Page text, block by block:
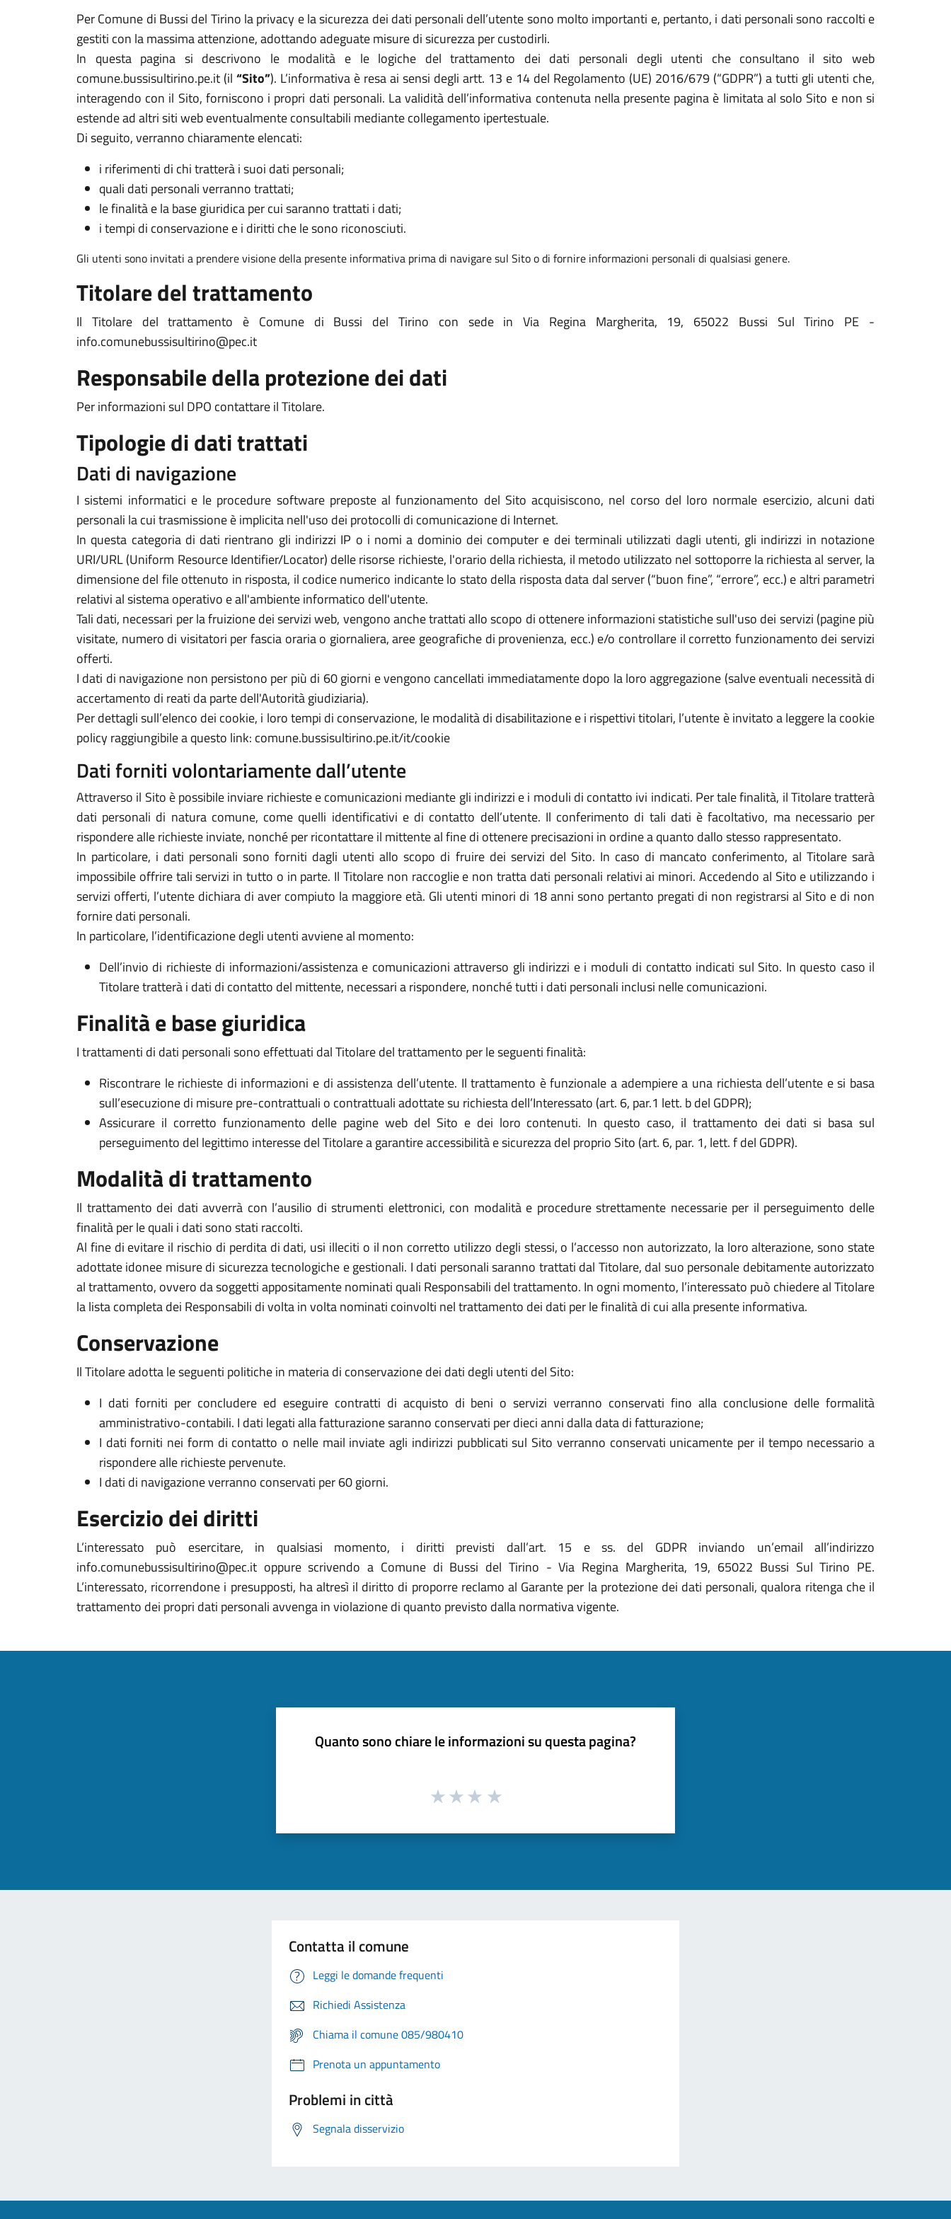
Per Comune di Bussi del Tirino la privacy e la sicurezza dei dati personali dell’utente sono molto importanti e, pertanto, i dati personali sono raccolti e
gestiti con la massima attenzione, adottando adeguate misure di sicurezza per custodirli.
In questa pagina si descrivono le modalità e le logiche del trattamento dei dati personali degli utenti che consultano il sito web
comune.bussisultirino.pe.it (il “Sito”). L’informativa è resa ai sensi degli artt. 13 e 14 del Regolamento (UE) 2016/679 (“GDPR”) a tutti gli utenti che,
interagendo con il Sito, forniscono i propri dati personali. La validità dell’informativa contenuta nella presente pagina è limitata al solo Sito e non si
estende ad altri siti web eventualmente consultabili mediante collegamento ipertestuale.
Di seguito, verranno chiaramente elencati:
i riferimenti di chi tratterà i suoi dati personali;
quali dati personali verranno trattati;
le finalità e la base giuridica per cui saranno trattati i dati;
i tempi di conservazione e i diritti che le sono riconosciuti.
Gli utenti sono invitati a prendere visione della presente informativa prima di navigare sul Sito o di fornire informazioni personali di qualsiasi genere.
Titolare del trattamento
Il Titolare del trattamento è Comune di Bussi del Tirino con sede in Via Regina Margherita, 19, 65022 Bussi Sul Tirino PE -
info.comunebussisultirino@pec.it
Responsabile della protezione dei dati
Per informazioni sul DPO contattare il Titolare.
Tipologie di dati trattati
Dati di navigazione
I sistemi informatici e le procedure software preposte al funzionamento del Sito acquisiscono, nel corso del loro normale esercizio, alcuni dati
personali la cui trasmissione è implicita nell'uso dei protocolli di comunicazione di Internet.
In questa categoria di dati rientrano gli indirizzi IP o i nomi a dominio dei computer e dei terminali utilizzati dagli utenti, gli indirizzi in notazione
URI/URL (Uniform Resource Identifier/Locator) delle risorse richieste, l'orario della richiesta, il metodo utilizzato nel sottoporre la richiesta al server, la
dimensione del file ottenuto in risposta, il codice numerico indicante lo stato della risposta data dal server (“buon fine”, “errore”, ecc.) e altri parametri
relativi al sistema operativo e all'ambiente informatico dell'utente.
Tali dati, necessari per la fruizione dei servizi web, vengono anche trattati allo scopo di ottenere informazioni statistiche sull'uso dei servizi (pagine più
visitate, numero di visitatori per fascia oraria o giornaliera, aree geografiche di provenienza, ecc.) e/o controllare il corretto funzionamento dei servizi
offerti.
I dati di navigazione non persistono per più di 60 giorni e vengono cancellati immediatamente dopo la loro aggregazione (salve eventuali necessità di
accertamento di reati da parte dell'Autorità giudiziaria).
Per dettagli sull’elenco dei cookie, i loro tempi di conservazione, le modalità di disabilitazione e i rispettivi titolari, l’utente è invitato a leggere la cookie
policy raggiungibile a questo link: comune.bussisultirino.pe.it/it/cookie
Dati forniti volontariamente dall’utente
Attraverso il Sito è possibile inviare richieste e comunicazioni mediante gli indirizzi e i moduli di contatto ivi indicati. Per tale finalità, il Titolare tratterà
dati personali di natura comune, come quelli identificativi e di contatto dell’utente. Il conferimento di tali dati è facoltativo, ma necessario per
rispondere alle richieste inviate, nonché per ricontattare il mittente al fine di ottenere precisazioni in ordine a quanto dallo stesso rappresentato.
In particolare, i dati personali sono forniti dagli utenti allo scopo di fruire dei servizi del Sito. In caso di mancato conferimento, al Titolare sarà
impossibile offrire tali servizi in tutto o in parte. Il Titolare non raccoglie e non tratta dati personali relativi ai minori. Accedendo al Sito e utilizzando i
servizi offerti, l’utente dichiara di aver compiuto la maggiore età. Gli utenti minori di 18 anni sono pertanto pregati di non registrarsi al Sito e di non
fornire dati personali.
In particolare, l’identificazione degli utenti avviene al momento:
Dell’invio di richieste di informazioni/assistenza e comunicazioni attraverso gli indirizzi e i moduli di contatto indicati sul Sito. In questo caso il
Titolare tratterà i dati di contatto del mittente, necessari a rispondere, nonché tutti i dati personali inclusi nelle comunicazioni.
Finalità e base giuridica
I trattamenti di dati personali sono effettuati dal Titolare del trattamento per le seguenti finalità:
Riscontrare le richieste di informazioni e di assistenza dell’utente. Il trattamento è funzionale a adempiere a una richiesta dell’utente e si basa
sull’esecuzione di misure pre-contrattuali o contrattuali adottate su richiesta dell’Interessato (art. 6, par.1 lett. b del GDPR);
Assicurare il corretto funzionamento delle pagine web del Sito e dei loro contenuti. In questo caso, il trattamento dei dati si basa sul
perseguimento del legittimo interesse del Titolare a garantire accessibilità e sicurezza del proprio Sito (art. 6, par. 1, lett. f del GDPR).
Modalità di trattamento
Il trattamento dei dati avverrà con l’ausilio di strumenti elettronici, con modalità e procedure strettamente necessarie per il perseguimento delle
finalità per le quali i dati sono stati raccolti.
Al fine di evitare il rischio di perdita di dati, usi illeciti o il non corretto utilizzo degli stessi, o l’accesso non autorizzato, la loro alterazione, sono state
adottate idonee misure di sicurezza tecnologiche e gestionali. I dati personali saranno trattati dal Titolare, dal suo personale debitamente autorizzato
al trattamento, ovvero da soggetti appositamente nominati quali Responsabili del trattamento. In ogni momento, l’interessato può chiedere al Titolare
la lista completa dei Responsabili di volta in volta nominati coinvolti nel trattamento dei dati per le finalità di cui alla presente informativa.
Conservazione
Il Titolare adotta le seguenti politiche in materia di conservazione dei dati degli utenti del Sito:
I dati forniti per concludere ed eseguire contratti di acquisto di beni o servizi verranno conservati fino alla conclusione delle formalità
amministrativo-contabili. I dati legati alla fatturazione saranno conservati per dieci anni dalla data di fatturazione;
I dati forniti nei form di contatto o nelle mail inviate agli indirizzi pubblicati sul Sito verranno conservati unicamente per il tempo necessario a
rispondere alle richieste pervenute.
I dati di navigazione verranno conservati per 60 giorni.
Esercizio dei diritti
L’interessato può esercitare, in qualsiasi momento, i diritti previsti dall’art. 15 e ss. del GDPR inviando un’email all’indirizzo
info.comunebussisultirino@pec.it oppure scrivendo a Comune di Bussi del Tirino - Via Regina Margherita, 19, 65022 Bussi Sul Tirino PE.
L’interessato, ricorrendone i presupposti, ha altresì il diritto di proporre reclamo al Garante per la protezione dei dati personali, qualora ritenga che il
trattamento dei propri dati personali avvenga in violazione di quanto previsto dalla normativa vigente.
Quanto sono chiare le informazioni su questa pagina?
Contatta il comune
Leggi le domande frequenti
Richiedi Assistenza
Chiama il comune 085/980410
Prenota un appuntamento
Problemi in città
Segnala disservizio